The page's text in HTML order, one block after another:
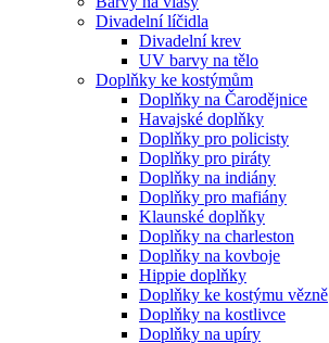
Divadelní líčidla
Divadelní krev
UV barvy na tělo
Doplňky ke kostýmům
Doplňky na Čarodějnice
Havajské doplňky
Doplňky pro policisty
Doplňky pro piráty
Doplňky na indiány
Doplňky pro mafiány
Klaunské doplňky
Doplňky na charleston
Doplňky na kovboje
Hippie doplňky
Doplňky ke kostýmu vězně
Doplňky na kostlivce
Doplňky na upíry